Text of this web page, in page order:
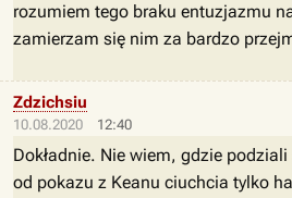
rozumiem tego braku entuzjazmu
zamierzam się nim za bardzo
10.08.2020 12:40
Zdzichsiu
Dokładnie. Nie wiem, gdzie
od pokazu z Keanu ciuchcia tylko